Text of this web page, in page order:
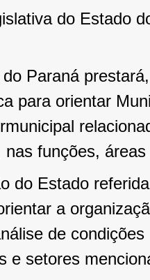
do Estado
Paraná
para orientar
funções,
do Estado
a
de
e setores